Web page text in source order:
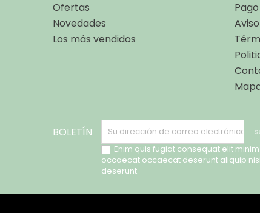
Ofertas
Novedades
Los más vendidos
BOLETÍN
Enim quis fugiat consequat elit
occaecat occaecat deserunt aliquip
deserunt.